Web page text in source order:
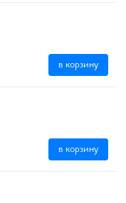
в корзину
в корзину